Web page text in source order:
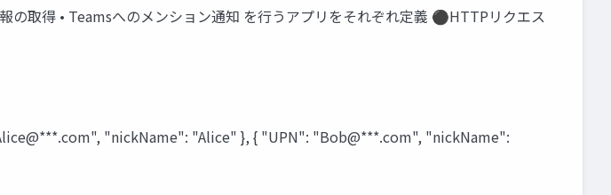
取得 • Teamsへのメンション通知 を行うアプリをそれぞれ定義 ⚫HTTPリクエス
"nickName": "Alice" }, { "UPN": "Bob@***.com", "nickName":